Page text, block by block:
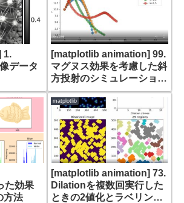
1.
データ
[matplotlib animation] 99.
マグヌス効果を考慮した斜
方投射のシミュレーション
– FuncAnimationによる
可視化
た効果
方法
matplotlib
[matplotlib animation] 73.
Dilationを複数回実行した
ときの2値化とラベリング